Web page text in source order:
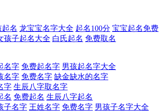
起名 龙宝宝名字大全 起名100分 宝宝起名免费
孩子起名大全 白氏起名 免费取名
名字 免费起名字 男孩起名字大全
名字 免费名字 缺金缺水的名字
字 生辰八字取名字
名 免费起名 生辰八字起名
子名字 王姓名字 免费名字 男孩子名字大全